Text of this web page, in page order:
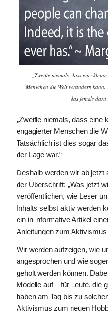
„Zweifle niemals, dass eine
Menschen die Welt verändern
das jemals
„Zweifle niemals, dass eine
engagierter Menschen die
Tatsächlich ist dies sogar
der Lage war.“
Deshalb werden wir ab jetzt
der Überschrift: „Was jetzt
veröffentlichen, wie Leser
Inhalts selbst aktiv werden
ein in informative Artikel
Anleitungen zum
Wir werden aufzeigen, wie
angesprochen und wie
geholt werden können.
Modelle auf – für Leute, die
haben am Tag bis zu
Aktivismus zum neuen